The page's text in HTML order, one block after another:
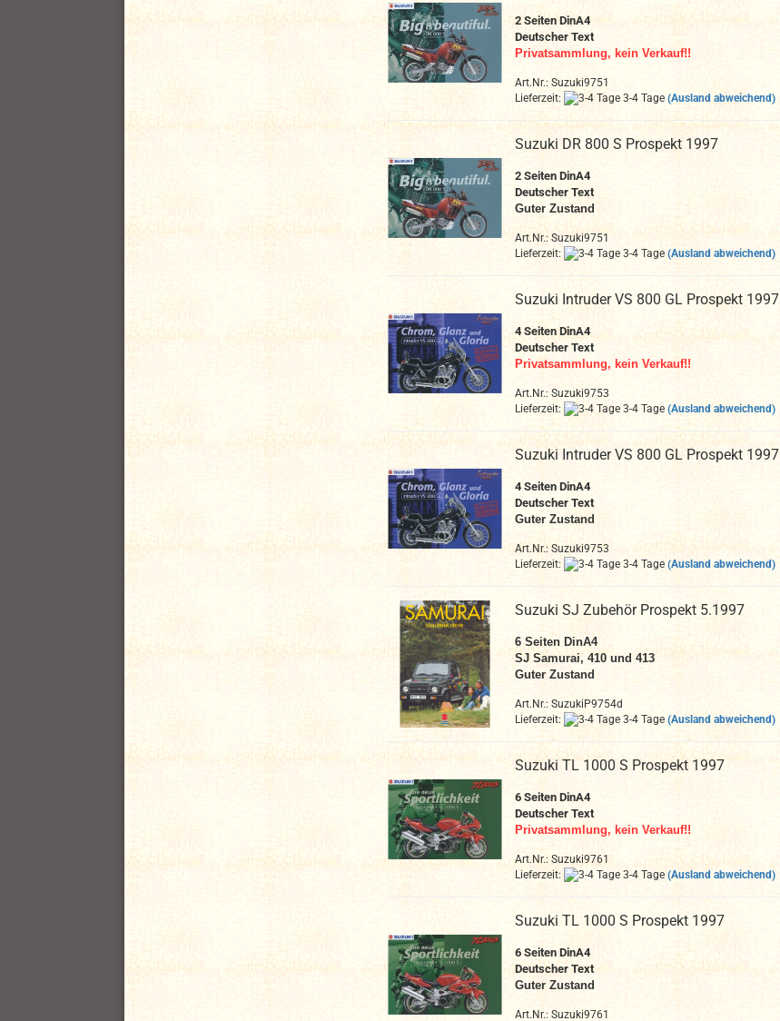
2 Seiten DinA4
Deutscher Text
Privatsammlung, kein Verkauf!!
Art.Nr.: Suzuki9751
Lieferzeit:
3-4 Tage (Ausland abweichend)
Suzuki DR 800 S Prospekt 1997
2 Seiten DinA4
Deutscher Text
Guter Zustand
Art.Nr.: Suzuki9751
Lieferzeit:
3-4 Tage (Ausland abweichend)
Suzuki Intruder VS 800 GL Prospekt 1997
4 Seiten DinA4
Deutscher Text
Privatsammlung, kein Verkauf!!
Art.Nr.: Suzuki9753
Lieferzeit:
3-4 Tage (Ausland abweichend)
Suzuki Intruder VS 800 GL Prospekt 1997
4 Seiten DinA4
Deutscher Text
Guter Zustand
Art.Nr.: Suzuki9753
Lieferzeit:
3-4 Tage (Ausland abweichend)
Suzuki SJ Zubehör Prospekt 5.1997
6 Seiten DinA4
SJ Samurai, 410 und 413
Guter Zustand
Art.Nr.: SuzukiP9754d
Lieferzeit:
3-4 Tage (Ausland abweichend)
Suzuki TL 1000 S Prospekt 1997
6 Seiten DinA4
Deutscher Text
Privatsammlung, kein Verkauf!!
Art.Nr.: Suzuki9761
Lieferzeit:
3-4 Tage (Ausland abweichend)
Suzuki TL 1000 S Prospekt 1997
6 Seiten DinA4
Deutscher Text
Guter Zustand
Art.Nr.: Suzuki9761